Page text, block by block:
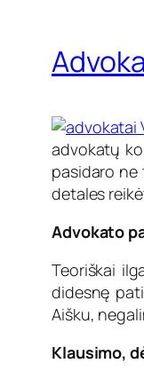
advokatų
pasidaro
detales
Advokato
Teoriškai
didesnę
Aišku,
Klausimo,